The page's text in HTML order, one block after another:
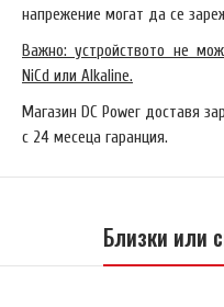
напрежение могат да се
Важно: устройството не
NiCd или Alkaline.
Магазин DC Power доставя
с 24 месеца гаранция.
Близки или